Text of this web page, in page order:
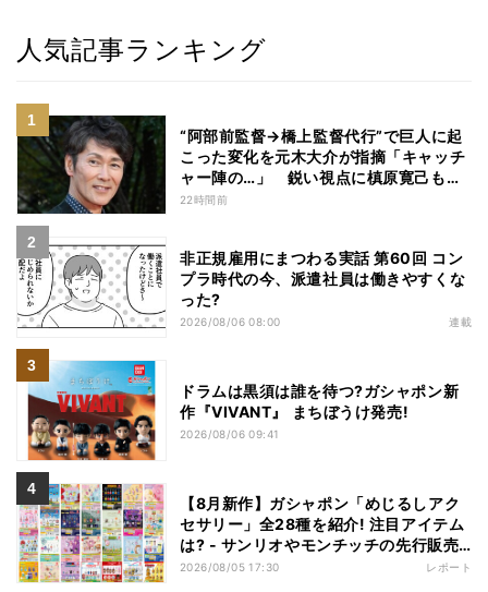
人気記事ランキング
“阿部前監督→橋上監督代行”で巨人に起
こった変化を元木大介が指摘「キャッチ
ャー陣の…」 鋭い視点に槙原寛己も感
心「やっぱりクセ者だな」
22時間前
非正規雇用にまつわる実話 第60回 コン
プラ時代の今、派遣社員は働きやすくな
った?
2026/08/06 08:00 連載
ドラムは黒須は誰を待つ?ガシャポン新
作『VIVANT』 まちぼうけ発売!
2026/08/06 09:41
【8月新作】ガシャポン「めじるしアク
セサリー」全28種を紹介! 注目アイテム
は? - サンリオやモンチッチの先行販売
や再販商品も
2026/08/05 17:30 レポート